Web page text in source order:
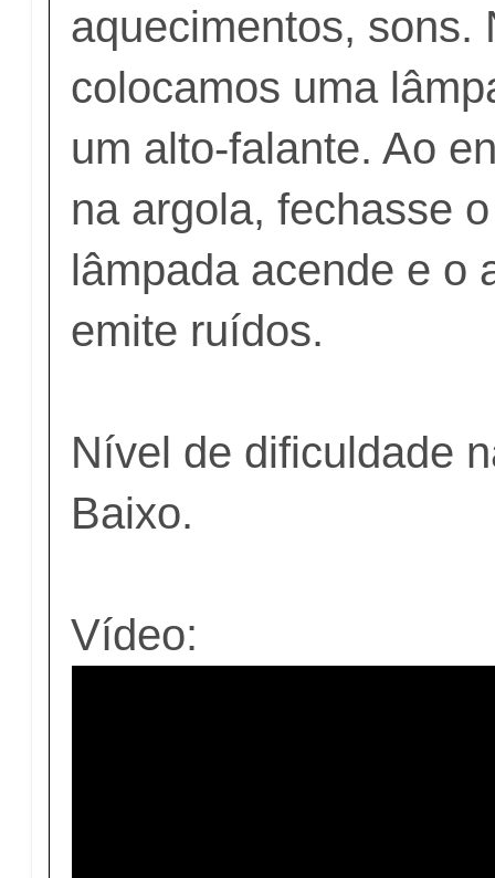
aquecimentos, sons.
colocamos uma
um alto-falante. Ao
na argola, fechasse
lâmpada acende e o
emite ruídos.
Nível de dificuldade
Baixo.
Vídeo: